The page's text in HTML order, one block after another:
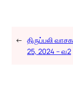
← திருப்பலி
25, 2024 – வ2